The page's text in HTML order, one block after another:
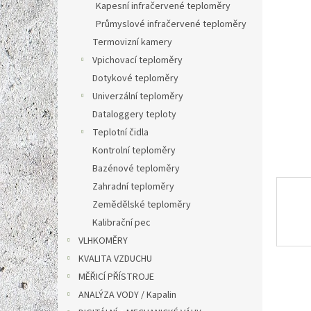
n
e
l
Kapesní infračervené teploměry
Průmyslové infračervené teploměry
Termovizní kamery
Vpichovací teploměry
Dotykové teploměry
Univerzální teploměry
Dataloggery teploty
Teplotní čidla
Kontrolní teploměry
Bazénové teploměry
Zahradní teploměry
Zemědělské teploměry
Kalibrační pec
VLHKOMĚRY
KVALITA VZDUCHU
MĚŘICÍ PŘÍSTROJE
ANALÝZA VODY / Kapalin